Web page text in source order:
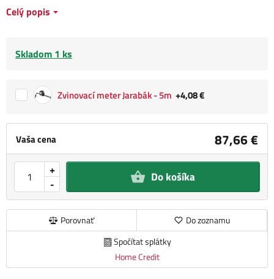
Vaša cena 87,66 €
-
+ Do košíka
Porovnať
Do zoznamu
Spočítat splátky
Home Credit
Celý popis
Skladom 1 ks
Zvinovací meter Jarabák - 5m +4,08 €